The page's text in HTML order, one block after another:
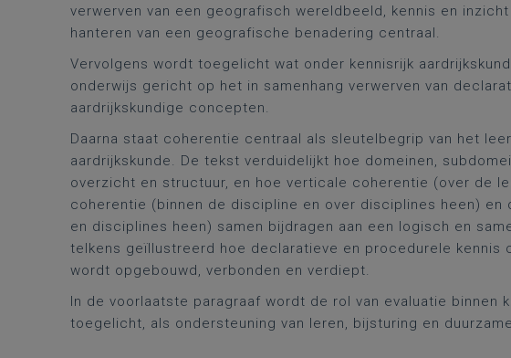
verwerven van een geografisch wereldbeeld, kennis en
hanteren van een geografische benadering centraal.
Vervolgens wordt toegelicht wat onder kennisrijk
onderwijs gericht op het in samenhang verwerven van
aardrijkskundige concepten.
Daarna staat coherentie centraal als sleutelbegrip van het
aardrijkskunde. De tekst verduidelijkt hoe domeinen,
overzicht en structuur, en hoe verticale coherentie (over de
coherentie (binnen de discipline en over disciplines heen) en
en disciplines heen) samen bijdragen aan een logisch en
telkens geïllustreerd hoe declaratieve en procedurele kennis
wordt opgebouwd, verbonden en verdiept.
In de voorlaatste paragraaf wordt de rol van evaluatie binnen
toegelicht, als ondersteuning van leren, bijsturing en